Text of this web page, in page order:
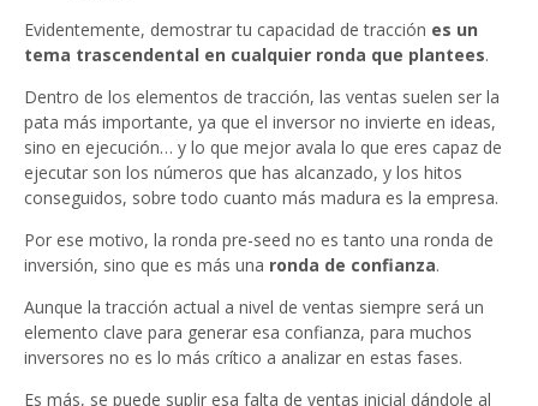
Evidentemente, demostrar tu capacidad de tracción es un
tema trascendental en cualquier ronda que plantees.
Dentro de los elementos de tracción, las ventas suelen ser la
pata más importante, ya que el inversor no invierte en ideas,
sino en ejecución… y lo que mejor avala lo que eres capaz de
ejecutar son los números que has alcanzado, y los hitos
conseguidos, sobre todo cuanto más madura es la empresa.
Por ese motivo, la ronda pre-seed no es tanto una ronda de
inversión, sino que es más una ronda de confianza.
Aunque la tracción actual a nivel de ventas siempre será un
elemento clave para generar esa confianza, para muchos
inversores no es lo más crítico a analizar en estas fases.
Es más, se puede suplir esa falta de ventas inicial dándole al